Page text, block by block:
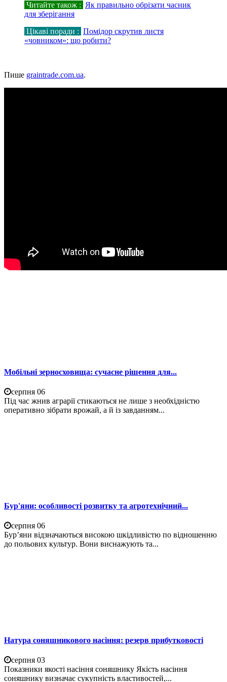
Читайте також : Як правильно обрізати часник
для зберігання
Цікаві поради : Помідор скрутив листя
«човником»: що робити?
Пише graintrade.com.ua.
Мобільні зерносховища: сучасне рішення для...
серпня 06
Під час жнив аграрії стикаються не лише з необхідністю
оперативно зібрати врожай, а й із завданням...
Бур'яни: особливості розвитку та агротехнічний...
серпня 06
Бур’яни відзначаються високою шкідливістю по відношенню
до польових культур. Вони виснажують та...
Натура соняшникового насіння: резерв прибутковості
серпня 03
Показники якості насіння соняшнику Якість насіння
соняшнику визначає сукупність властивостей,...